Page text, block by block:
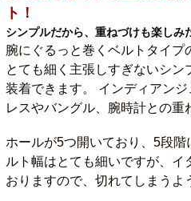
ト！
シンプルだから、重ねづけも楽しみ
腕にぐるっと巻くベルトタイプ
とても細く主張しすぎないシ
装着できます。 インディアン
レスやバングル、腕時計との重
ホールが5つ開いており、5段
ルト幅はとても細いですが、イ
おりますので、切れてしまうよ